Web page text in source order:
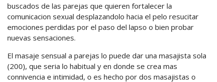
buscados de las parejas que quieren fortalecer la
comunicacion sexual desplazandolo hacia el pelo resucitar
emociones perdidas por el paso del lapso o bien probar
nuevas sensaciones.
El masaje sensual a parejas lo puede dar una masajista sola
(200), que seria lo habitual y en donde se crea mas
connivencia e intimidad, o es hecho por dos masajistas o